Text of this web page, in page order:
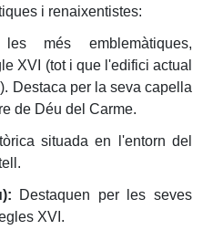
i renaixentistes:
més emblemàtiques,
XVI (tot i que l'edifici actual
Destaca per la seva capella
de Déu del Carme.
situada en l'entorn del
Destaquen per les seves
XVI.